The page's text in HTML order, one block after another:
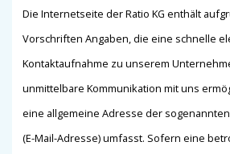
Die Internetseite der Ratio KG enthält
Vorschriften Angaben, die eine schnelle
Kontaktaufnahme zu unserem
unmittelbare Kommunikation mit uns
eine allgemeine Adresse der
(E-Mail-Adresse) umfasst. Sofern eine